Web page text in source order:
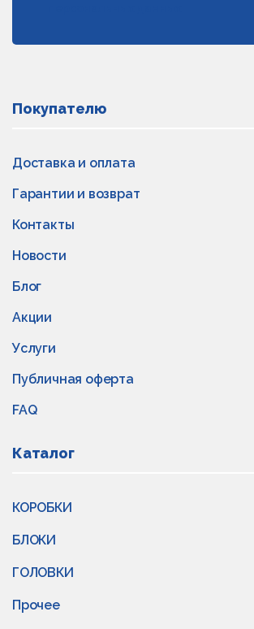
Покупателю
Доставка и оплата
Гарантии и возврат
Контакты
Новости
Блог
Акции
Услуги
Публичная оферта
FAQ
Каталог
КОРОБКИ
БЛОКИ
ГОЛОВКИ
Прочее